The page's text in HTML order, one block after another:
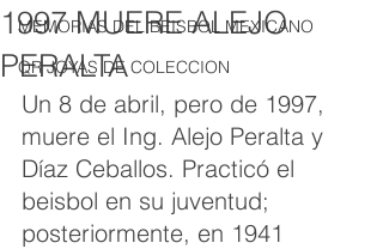
MEMORIAS DEL BEISBOL MEXICANO
QR JOYAS DE COLECCION
1997 MUERE ALEJO
PERALTA
Un 8 de abril, pero de 1997,
muere el Ing. Alejo Peralta y
Díaz Ceballos. Practicó el
beisbol en su juventud;
posteriormente, en 1941